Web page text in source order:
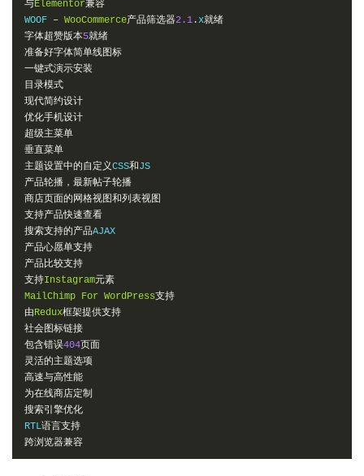
与Elementor兼容
WOOF – WooCommerce产品筛选器2.1 .x就绪
字体超赞版本5就绪
准备好字体简单线图标
一键式演示安装
目录模式
现代简约设计
优化手机设计
超级主菜单
垂直菜单
主题设置中的自定义CSS和
产品轮播，最新帖子轮播
商店页面的网格视图和列表视图
支持产品快速查看
搜索支持的产品
产品心愿单支持
产品比较支持
支持Instagram元素
MailChimp For WordPress支持
由Redux框架提供支持
社会图标链接
包含错误404页面
灵活的主题选项
高速与高性能
为在线商店定制
搜索引擎优化
RTL语言支持
跨浏览器兼容